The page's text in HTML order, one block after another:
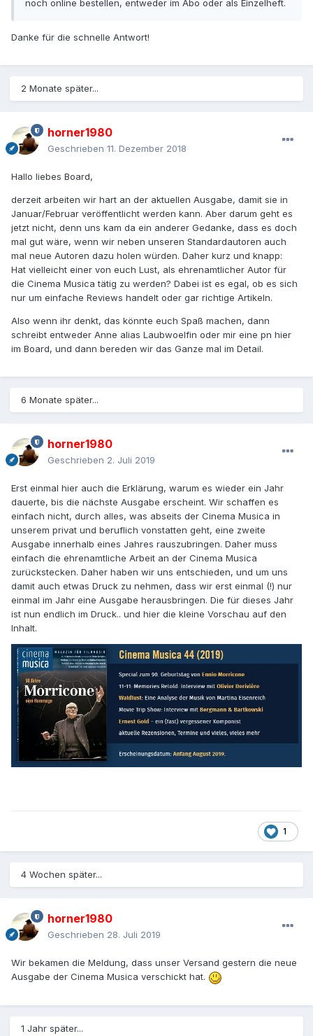
noch online bestellen, entweder im Abo oder als Einzelheft.
Danke für die schnelle Antwort!
2 Monate später...
horner1980
Geschrieben 11. Dezember 2018
Hallo liebes Board,
derzeit arbeiten wir hart an der aktuellen Ausgabe, damit sie in
Januar/Februar veröffentlicht werden kann. Aber darum geht es
jetzt nicht, denn uns kam da ein anderer Gedanke, dass es doch
mal gut wäre, wenn wir neben unseren Standardautoren auch
mal neue Autoren dazu holen würden. Daher kurz und knapp:
Hat vielleicht einer von euch Lust, als ehrenamtlicher Autor für
die Cinema Musica tätig zu werden? Dabei ist es egal, ob es sich
nur um einfache Reviews handelt oder gar richtige Artikeln.
Also wenn ihr denkt, das könnte euch Spaß machen, dann
schreibt entweder Anne alias Laubwoelfin oder mir eine pn hier
im Board, und dann bereden wir das Ganze mal im Detail.
6 Monate später...
horner1980
Geschrieben 2. Juli 2019
Erst einmal hier auch die Erklärung, warum es wieder ein Jahr
dauerte, bis die nächste Ausgabe erscheint. Wir schaffen es
einfach nicht, durch alles, was abseits der Cinema Musica in
unserem privat und beruflich vonstatten geht, eine zweite
Ausgabe innerhalb eines Jahres rauszubringen. Daher muss
einfach die ehrenamtliche Arbeit an der Cinema Musica
zurückstecken. Daher haben wir uns entschieden, und um uns
damit auch etwas Druck zu nehmen, dass wir erst einmal (!) nur
einmal im Jahr eine Ausgabe herausbringen. Die für dieses Jahr
ist nun endlich im Druck.. und hier die kleine Vorschau auf den
Inhalt.
1
4 Wochen später...
horner1980
Geschrieben 28. Juli 2019
Wir bekamen die Meldung, dass unser Versand gestern die neue
Ausgabe der Cinema Musica verschickt hat.
1 Jahr später...